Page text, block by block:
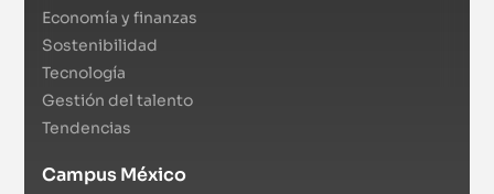
Economía y finanzas
Sostenibilidad
Tecnología
Gestión del talento
Tendencias
Campus México